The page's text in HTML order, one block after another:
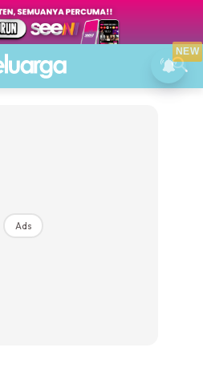
Ads
NEW